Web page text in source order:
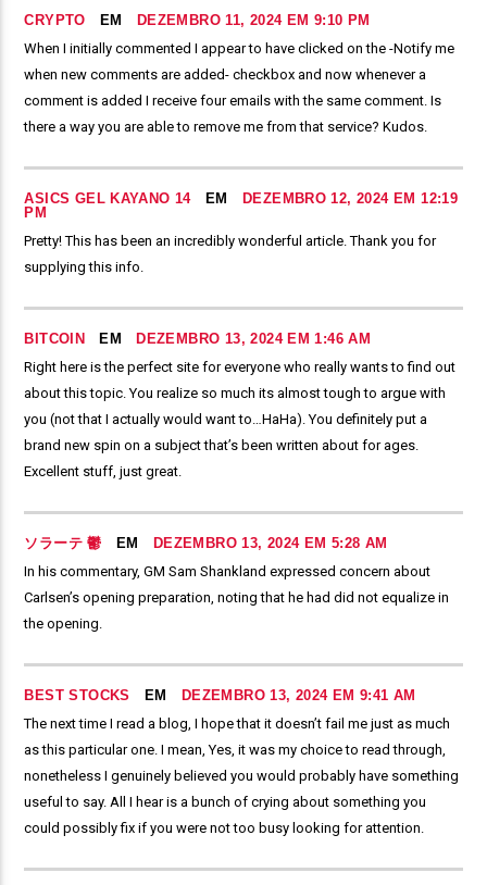
CRYPTO EM
DEZEMBRO 11, 2024 EM 9:10 PM
When I initially commented I appear to have clicked on the -Notify me
when new comments are added- checkbox and now whenever a
comment is added I receive four emails with the same comment. Is
there a way you are able to remove me from that service? Kudos.
ASICS GEL KAYANO 14EM
DEZEMBRO 12, 2024 EM 12:19
PM
Pretty! This has been an incredibly wonderful article. Thank you for
supplying this info.
BITCOIN EM
DEZEMBRO 13, 2024 EM 1:46 AM
Right here is the perfect site for everyone who really wants to find out
about this topic. You realize so much its almost tough to argue with
you (not that I actually would want to…HaHa). You definitely put a
brand new spin on a subject that’s been written about for ages.
Excellent stuff, just great.
ソラーテ 鬱 EM
DEZEMBRO 13, 2024 EM 5:28 AM
In his commentary, GM Sam Shankland expressed concern about
Carlsen’s opening preparation, noting that he had did not equalize in
the opening.
BEST STOCKS EM
DEZEMBRO 13, 2024 EM 9:41 AM
The next time I read a blog, I hope that it doesn’t fail me just as much
as this particular one. I mean, Yes, it was my choice to read through,
nonetheless I genuinely believed you would probably have something
useful to say. All I hear is a bunch of crying about something you
could possibly fix if you were not too busy looking for attention.